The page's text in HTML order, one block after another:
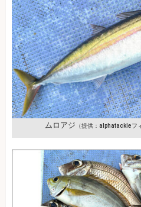
ムロアジ （提供：alphatackleフ